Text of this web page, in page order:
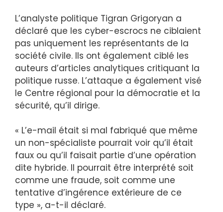
L’analyste politique Tigran Grigoryan a
déclaré que les cyber-escrocs ne ciblaient
pas uniquement les représentants de la
société civile. Ils ont également ciblé les
auteurs d’articles analytiques critiquant la
politique russe. L’attaque a également visé
le Centre régional pour la démocratie et la
sécurité, qu’il dirige.
« L’e-mail était si mal fabriqué que même
un non-spécialiste pourrait voir qu’il était
faux ou qu’il faisait partie d’une opération
dite hybride. Il pourrait être interprété soit
comme une fraude, soit comme une
tentative d’ingérence extérieure de ce
type », a-t-il déclaré.